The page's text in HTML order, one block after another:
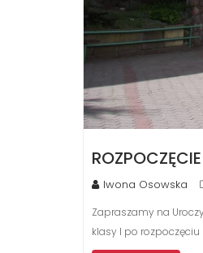
Iwona Osowska
Zapraszamy na
klasy I po